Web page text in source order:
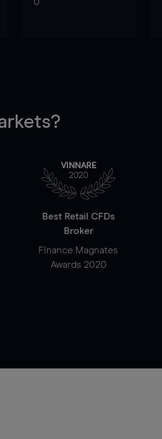
VINNARE
2020
Best Retail CFDs
Broker
Finance Magnates
Awards 2020